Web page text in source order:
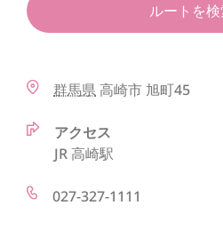
ルートを
群馬県高崎市 旭町45
アクセス
JR 高崎駅
027-327-1111